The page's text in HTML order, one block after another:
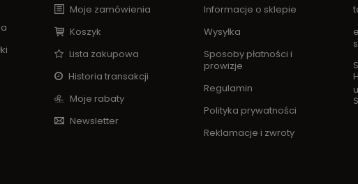
Moje zamówienia
Koszyk
Lista zakupowa
Historia transakcji
Moje rabaty
Newsletter
Informacje o sklepie
Wysyłka
Sposoby płatności i
prowizje
Regulamin
Polityka prywatności
Reklamacje i zwroty